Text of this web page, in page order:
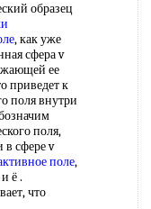
образец
, как уже
сфера v
ее
приведет к
поля внутри
поля,
в сфере v
поле,
ё .
что